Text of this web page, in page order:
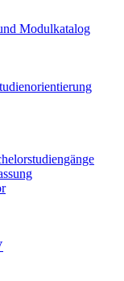
Modulkatalog